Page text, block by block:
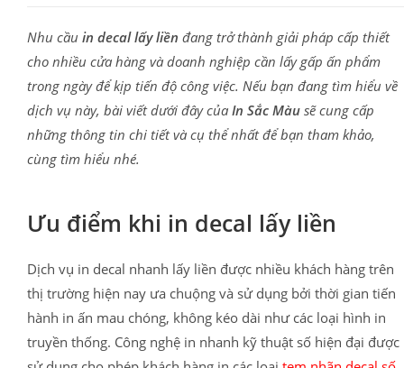
Nhu cầu in decal lấy liền đang trở thành giải pháp cấp thiết
cho nhiều cửa hàng và doanh nghiệp cần lấy gấp ấn phẩm
trong ngày để kịp tiến độ công việc. Nếu bạn đang tìm hiểu về
dịch vụ này, bài viết dưới đây của In Sắc Màu sẽ cung cấp
những thông tin chi tiết và cụ thể nhất để bạn tham khảo,
cùng tìm hiểu nhé.
Ưu điểm khi in decal lấy liền
Dịch vụ in decal nhanh lấy liền được nhiều khách hàng trên
thị trường hiện nay ưa chuộng và sử dụng bởi thời gian tiến
hành in ấn mau chóng, không kéo dài như các loại hình in
truyền thống. Công nghệ in nhanh kỹ thuật số hiện đại được